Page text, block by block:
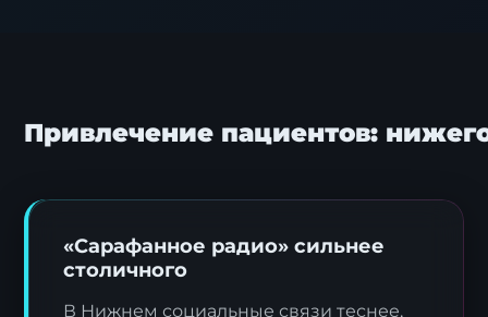
Привлечение пациентов:
«Сарафанное радио» сильнее
столичного
В Нижнем социальные связи теснее,